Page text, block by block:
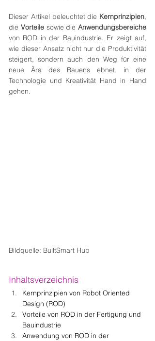
Dieser Artikel beleuchtet die Kernprinzipien,
die Vorteile sowie die Anwendungsbereiche
von ROD in der Bauindustrie. Er zeigt auf,
wie dieser Ansatz nicht nur die Produktivität
steigert, sondern auch den Weg für eine
neue Ära des Bauens ebnet, in der
Technologie und Kreativität Hand in Hand
gehen.
Bildquelle: BuiltSmart Hub
Inhaltsverzeichnis
Kernprinzipien von Robot Oriented
Design (ROD)
Vorteile von ROD in der Fertigung und
Bauindustrie
Anwendung von ROD in der